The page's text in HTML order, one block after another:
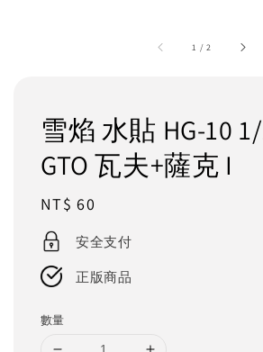
1 /2
雪焰 水貼 HG-10
GTO 瓦夫+薩克 I
Regular
price
NT$ 60
安全支付
正版商品
數量